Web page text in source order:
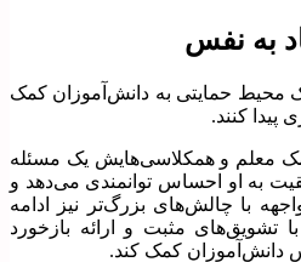
محیط حمایتی به دانش‌آموزان کمک
پیدا کنند.
معلم و همکلاسی‌هایش یک مسئله
به او احساس توانمندی می‌دهد و
با چالش‌های بزرگ‌تر نیز ادامه
تشویق‌های مثبت و ارائه بازخورد
دانش‌آموزان کمک کند.